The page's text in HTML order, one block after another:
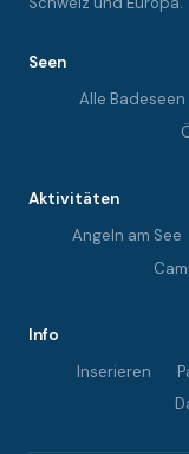
Seen
Alle Badeseen
Aktivitäten
Angeln am See
Info
Inserieren